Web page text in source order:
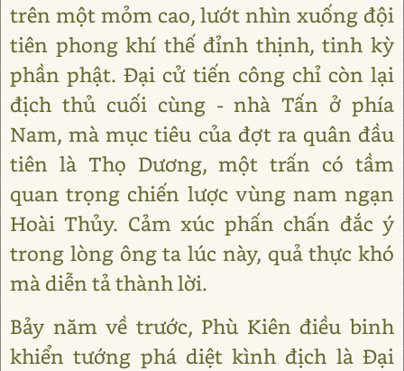
trên một mỏm cao, lướt nhìn xuống đội
tiên phong khí thế đỉnh thịnh, tinh kỳ
phần phật. Đại cử tiến công chỉ còn lại
địch thủ cuối cùng - nhà Tấn ở phía
Nam, mà mục tiêu của đợt ra quân đầu
tiên là Thọ Dương, một trấn có tầm
quan trọng chiến lược vùng nam ngạn
Hoài Thủy. Cảm xúc phấn chấn đắc ý
trong lòng ông ta lúc này, quả thực khó
mà diễn tả thành lời.
Bảy năm về trước, Phù Kiên điều binh
khiển tướng phá diệt kình địch là Đại